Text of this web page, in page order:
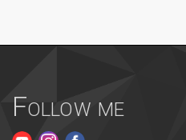
Follow me